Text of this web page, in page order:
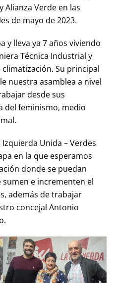
Alianza Verde en las
de mayo de 2023.
y lleva ya 7 años viviendo
Técnica Industrial y
Su principal
nuestra asamblea a nivel
desde sus
del feminismo, medio
Unida – Verdes
en la que esperamos
donde se puedan
e incrementen el
además de trabajar
concejal Antonio